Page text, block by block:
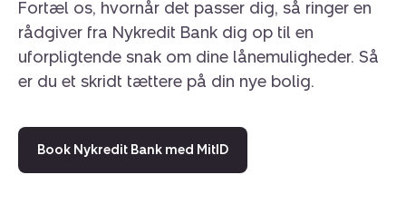
Fortæl os, hvornår det passer dig, så ringer en
rådgiver fra Nykredit Bank dig op til en
uforpligtende snak om dine lånemuligheder. Så
er du et skridt tættere på din nye bolig.
Book Nykredit Bank med MitID